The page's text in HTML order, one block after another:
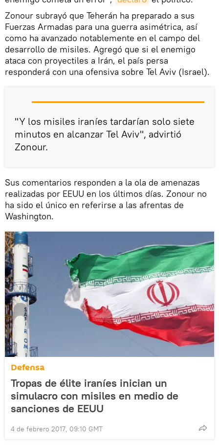
Zonour subrayó que Teherán ha preparado a sus
Fuerzas Armadas para una guerra asimétrica, así
como ha avanzado notablemente en el campo del
desarrollo de misiles. Agregó que si el enemigo
ataca con proyectiles a Irán, el país persa
responderá con una ofensiva sobre Tel Aviv (Israel).
"Y los misiles iraníes tardarían solo siete
minutos en alcanzar Tel Aviv", advirtió
Zonour.
Sus comentarios responden a la ola de amenazas
realizadas por EEUU en los últimos días. Zonour no
ha sido el único en referirse a las afrentas de
Washington.
Defensa
Tropas de élite iraníes inician un
simulacro con misiles en medio de
sanciones de EEUU
4 de febrero 2017, 09:10 GMT